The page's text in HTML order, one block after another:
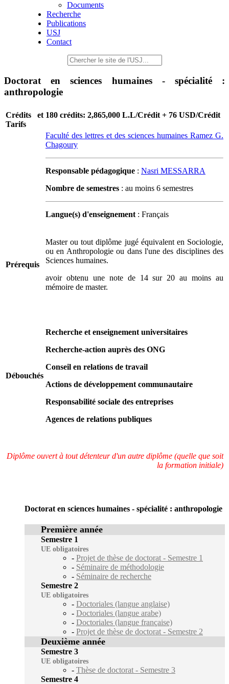
Documents
Recherche
Publications
USJ
Contact
Doctorat en sciences humaines - spécialité :
anthropologie
Crédits et
Tarifs
180 crédits: 2,865,000 L.L/Crédit + 76 USD/Crédit
Faculté des lettres et des sciences humaines Ramez G.
Chagoury
Responsable pédagogique : Nasri MESSARRA
Nombre de semestres : au moins 6 semestres
Langue(s) d'enseignement: Français
Prérequis
Master ou tout diplôme jugé équivalent en Sociologie,
ou en Anthropologie ou dans l'une des disciplines des
Sciences humaines.
avoir obtenu une note de 14 sur 20 au moins au
mémoire de master.
Débouchés
Recherche et enseignement universitaires
Recherche-action auprès des ONG
Conseil en relations de travail
Actions de développement communautaire
Responsabilité sociale des entreprises
Agences de relations publiques
Diplôme ouvert à tout détenteur d'un autre diplôme (quelle que soit
la formation initiale)
Doctorat en sciences humaines - spécialité : anthropologie
Première année
Semestre 1
UE obligatoires
- Projet de thèse de doctorat - Semestre 1
- Séminaire de méthodologie
- Séminaire de recherche
Semestre 2
UE obligatoires
- Doctoriales (langue anglaise)
- Doctoriales (langue arabe)
- Doctoriales (langue française)
- Projet de thèse de doctorat - Semestre 2
Deuxième année
Semestre 3
UE obligatoires
- Thèse de doctorat - Semestre 3
Semestre 4